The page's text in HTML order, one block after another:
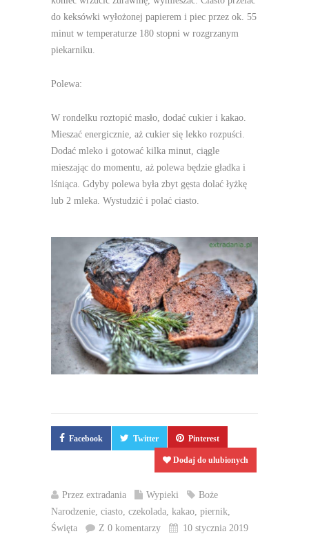
do keksówki wyłożonej papierem i piec przez ok. 55
minut w temperaturze 180 stopni w rozgrzanym
piekarniku.
Polewa:
W rondelku roztopić masło, dodać cukier i kakao.
Mieszać energicznie, aż cukier się lekko rozpuści.
Dodać mleko i gotować kilka minut, ciągle
mieszając do momentu, aż polewa będzie gładka i
lśniąca. Gdyby polewa była zbyt gęsta dolać łyżkę
lub 2 mleka. Wystudzić i polać ciasto.
Facebook Twitter Pinterest
Dodaj do ulubionych
Przez extradania Wypieki
Boże
Narodzenie, ciasto, czekolada, kakao, piernik,
Święta
Z 0 komentarzy 10 stycznia 2019